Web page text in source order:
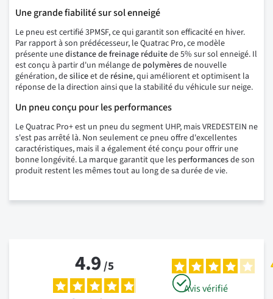
Une grande fiabilité sur sol enneigé
Le pneu est certifié 3PMSF, ce qui garantit son efficacité en hiver.
Par rapport à son prédécesseur, le Quatrac Pro, ce modèle
présente unedistance de freinage réduitede 5% sur sol enneigé. Il
est conçu à partir d'un mélange de polymèresde nouvelle
génération, desiliceet de résine, qui améliorent et optimisent la
réponse de la direction ainsi que la stabilité du véhicule sur neige.
Un pneu conçu pour les performances
Le Quatrac Pro+ est un pneu du segment UHP, mais VREDESTEIN ne
s'est pas arrêté là. Non seulement ce pneu offre d'excellentes
caractéristiques, mais il a également été conçu pour offrir une
bonne longévité. La marque garantit que les performancesde son
produit restent les mêmes tout au long de sa durée de vie.
4.9/5
Avis vérifié